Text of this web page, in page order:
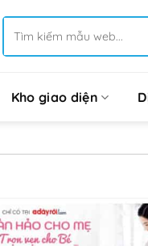
kiếm:
Kho giao diện